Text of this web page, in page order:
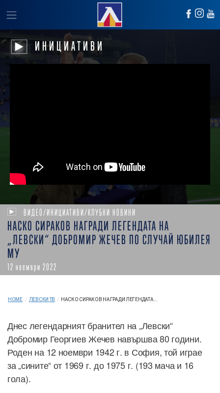
ИНИЦИАТИВИ
ВИДЕО/ИНИЦИАТИВИ/КЛУБНИ НОВИНИ
НАСКО СИРАКОВ НАГРАДИ ЛЕГЕНДАТА НА
„ЛЕВСКИ“ ДОБРОМИР ЖЕЧЕВ ПО СЛУЧАЙ ЮБИЛЕЯ
МУ
12 ноември 2022
HOME / ЛЕВСКИ ТВ / НАСКО СИРАКОВ НАГРАДИ ЛЕГЕНДАТА...
Днес легендарният бранител на „Левски“
Добромир Георгиев Жечев навършва 80 години.
Роден на 12 ноември 1942 г. в София, той играе
за „сините“ от 1969 г. до 1975 г. (193 мача и 16
гола).